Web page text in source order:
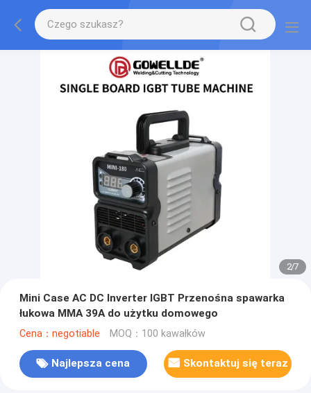
2/7
Mini Case AC DC Inverter IGBT Przenośna spawarka
łukowa MMA 39A do użytku domowego
Cena：negotiable MOQ：100 kawałków
Najlepsza cena Skontaktuj się teraz